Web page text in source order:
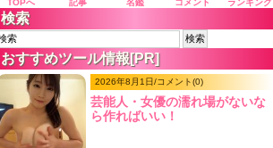
TOPへ
記事
名鑑
コメント
ランキング
検索
おすすめツール情報[PR]
2026年8月1日/コメント(0)
芸能人・女優の濡れ場がないな
ら作ればいい！